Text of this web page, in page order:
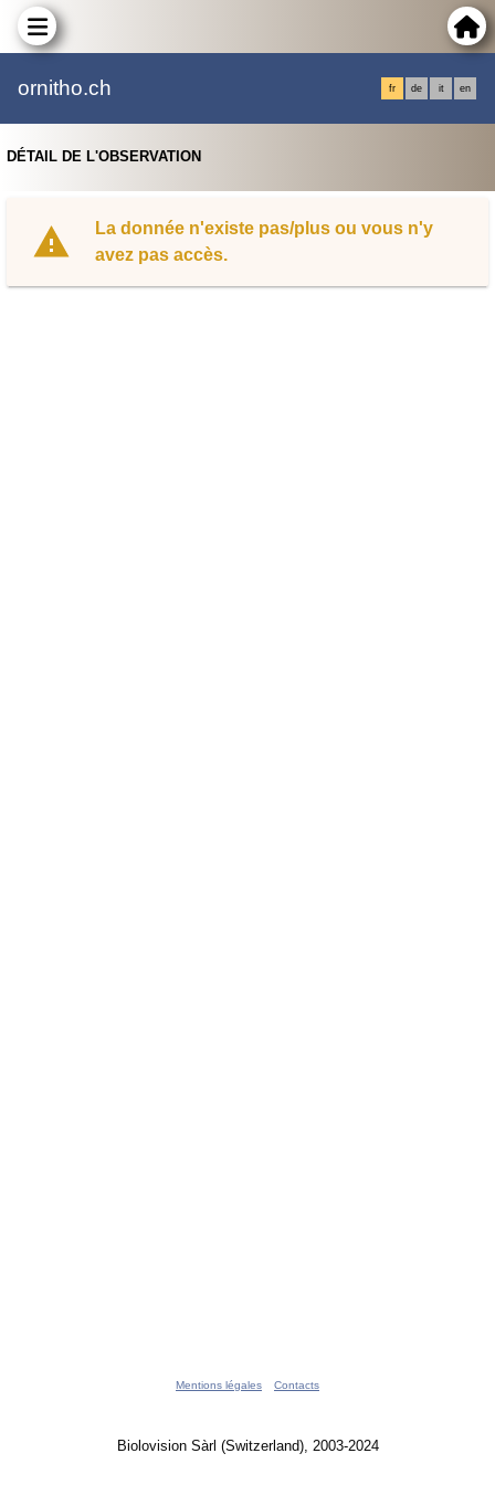
ornitho.ch fr de it en
DÉTAIL DE L'OBSERVATION
La donnée n'existe pas/plus ou vous n'y
avez pas accès.
Mentions légales Contacts
Biolovision Sàrl (Switzerland), 2003-2024